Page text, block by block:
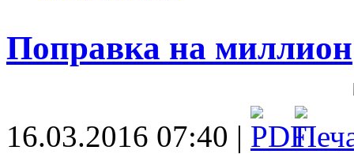
Поправка на миллион
16.03.2016 07:40 |